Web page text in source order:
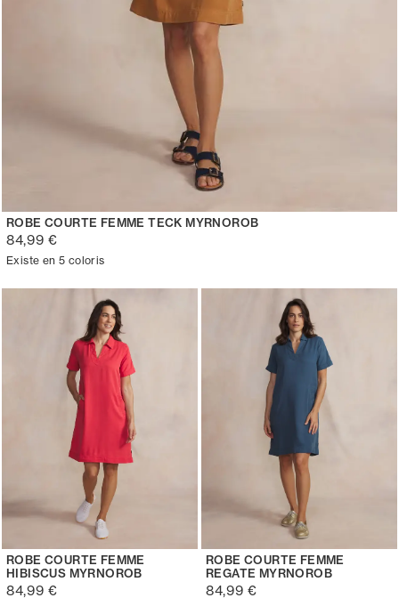
ROBE COURTE FEMME TECK MYRNOROB
84,99 €
Existe en 5 coloris
ROBE COURTE FEMME
HIBISCUS MYRNOROB
84,99 €
ROBE COURTE FEMME
REGATE MYRNOROB
84,99 €